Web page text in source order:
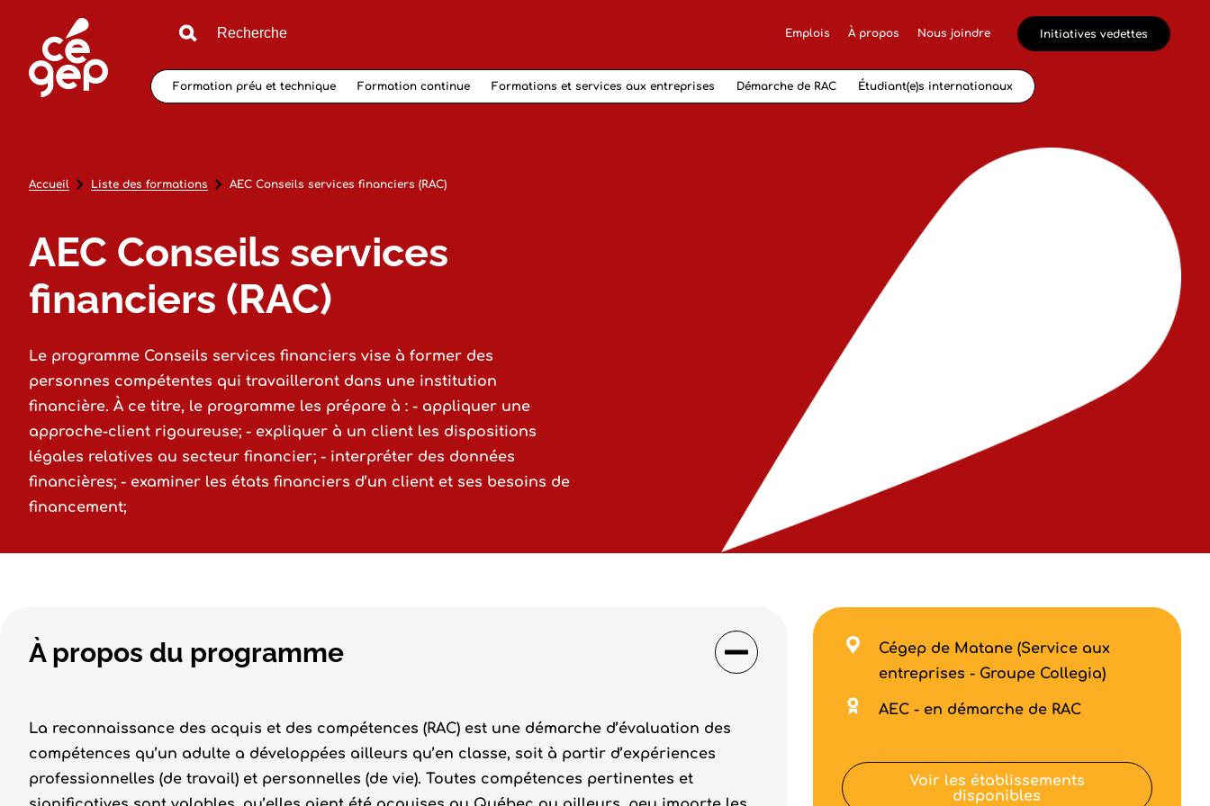
Emplois À propos Nous joindre Initiatives vedettes
Formation préu et technique Formation continue Formations et services aux entreprises Démarche de RAC Étudiant(e)s internationaux
Accueil Liste des formations AEC Conseils services financiers (RAC)
AEC Conseils services
financiers (RAC)
Le programme Conseils services financiers vise à former des
personnes compétentes qui travailleront dans une institution
financière. À ce titre, le programme les prépare à : - appliquer une
approche-client rigoureuse; - expliquer à un client les dispositions
légales relatives au secteur financier; - interpréter des données
financières; - examiner les états financiers d’un client et ses besoins de
financement;
À propos du programme
La reconnaissance des acquis et des compétences (RAC) est une démarche d’évaluation des
compétences qu’un adulte a développées ailleurs qu’en classe, soit à partir d’expériences
professionnelles (de travail) et personnelles (de vie). Toutes compétences pertinentes et
Cégep de Matane (Service aux
entreprises - Groupe Collegia)
AEC - en démarche de RAC
Voir les établissements
disponibles